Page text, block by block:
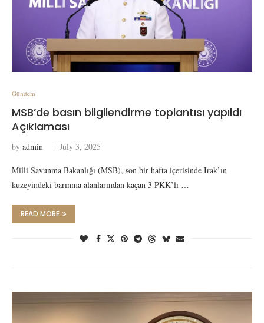
Gündem
MSB’de basın bilgilendirme toplantısı yapıldı
Açıklaması
by admin July 3, 2025
Milli Savunma Bakanlığı (MSB), son bir hafta içerisinde Irak’ın
kuzeyindeki barınma alanlarından kaçan 3 PKK’lı …
READ MORE